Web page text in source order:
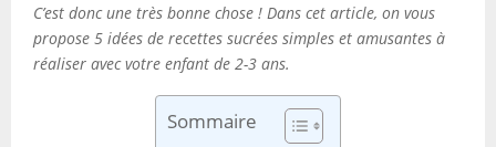
C’est donc une très bonne chose ! Dans cet article, on vous
propose 5 idées de recettes sucrées simples et amusantes à
réaliser avec votre enfant de 2-3 ans.
Sommaire